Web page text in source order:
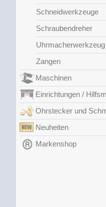
Schneidwerkzeuge
Schraubendreher
Uhrmacherwerkzeug
Zangen
Maschinen
Einrichtungen /
Ohrstecker und
Neuheiten
Markenshop